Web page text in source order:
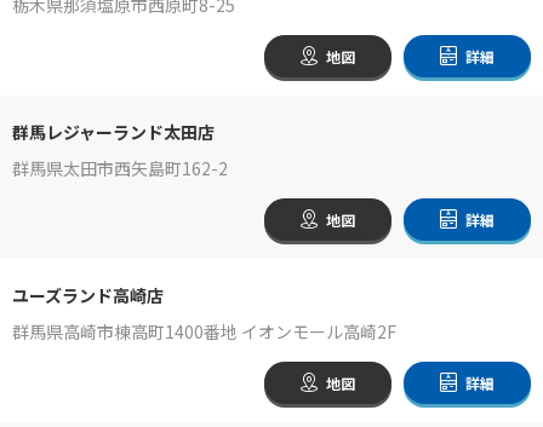
地図 詳細
群馬レジャーランド太田店
群馬県太田市西矢島町162-2
地図 詳細
ユーズランド高崎店
群馬県高崎市棟高町1400番地 イオンモール高崎2F
地図 詳細